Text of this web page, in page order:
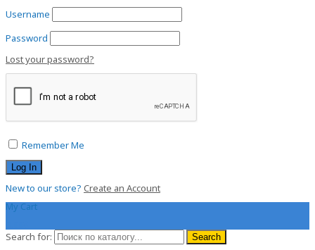
Username
Password
Lost your password?
Remember Me
New to our store? Create an Account
My Cart
Search for:
Search